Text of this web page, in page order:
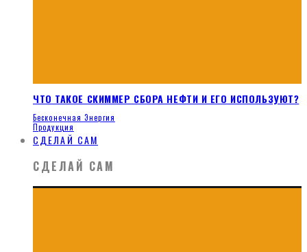
ЧТО ТАКОЕ СКИММЕР СБОРА НЕФТИ И ЕГО ИСПОЛЬЗУЮТ?
Бесконечная Энергия
Продукция
СДЕЛАЙ САМ
СДЕЛАЙ САМ